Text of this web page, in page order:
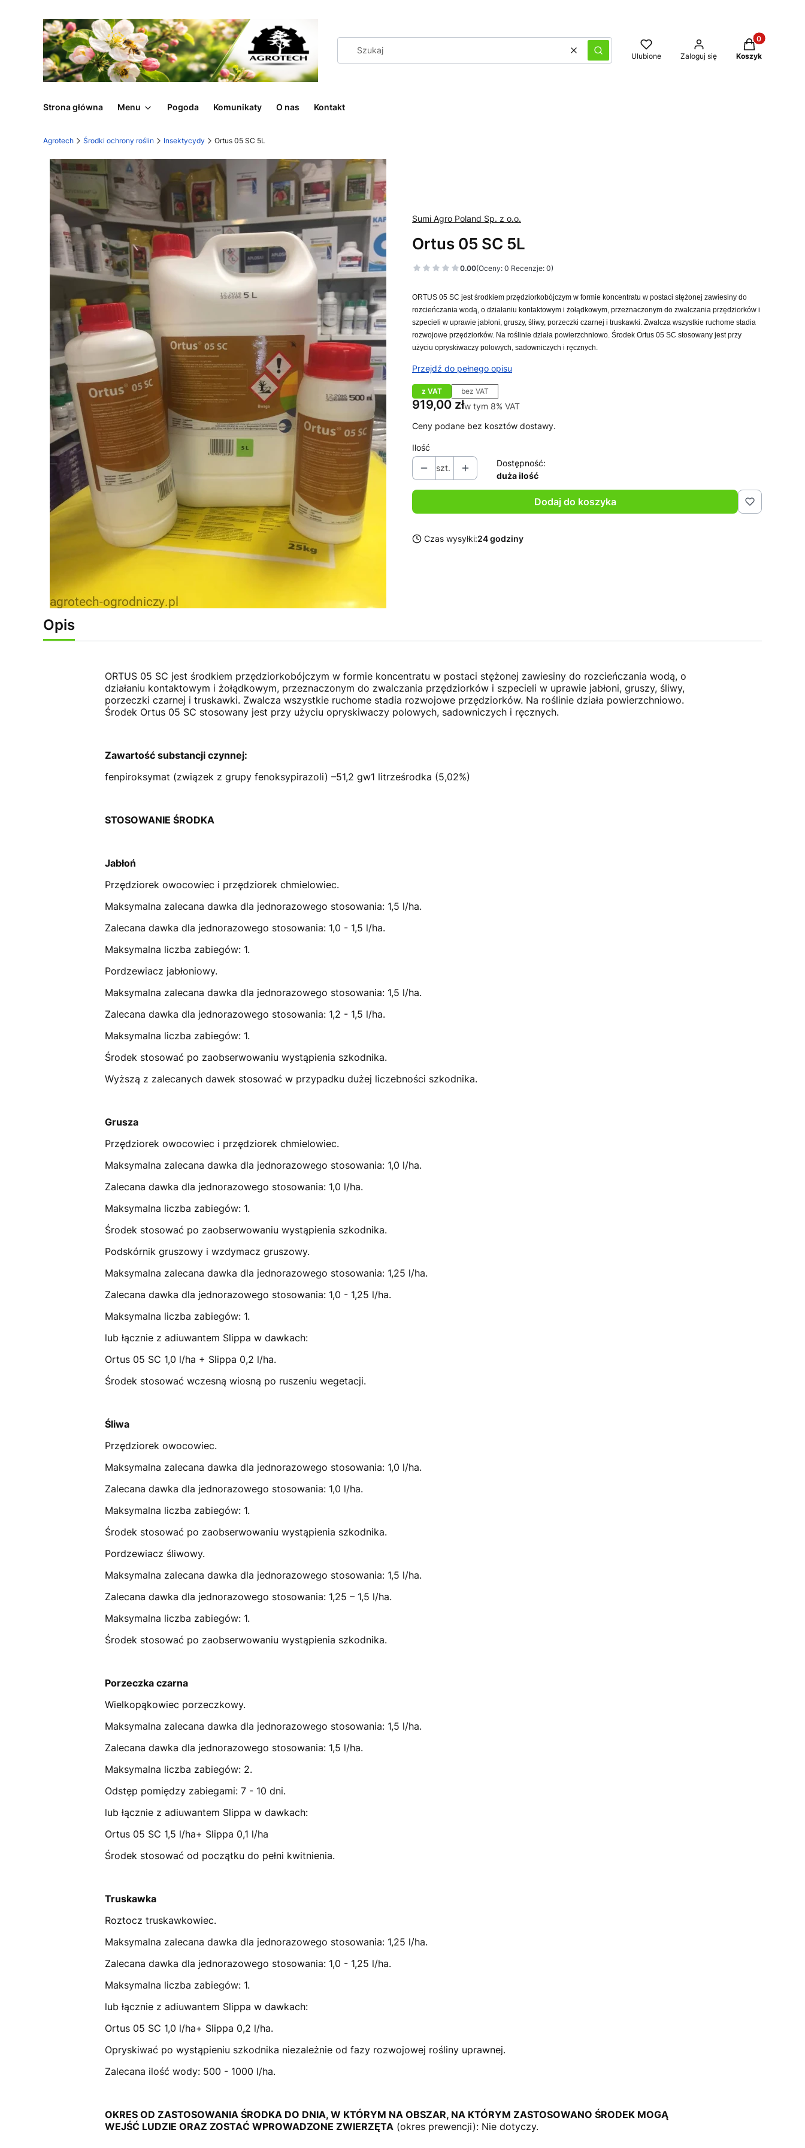
WyczyśćSzukaj Ulubione Zaloguj się
Produkty w
Koszyk
Strona główna Menu Pogoda Komunikaty O nas Kontakt
Agrotech Środki ochrony roślin Insektycydy Ortus 05 SC 5L
Sumi Agro Poland Sp. z o.o.
Ortus 05 SC 5L
0.00(Oceny: 0 Recenzje: 0)
ORTUS 05 SC jest środkiem przędziorkobójczym w formie koncentratu w postaci stężonej zawiesiny do
rozcieńczania wodą, o działaniu kontaktowym i żołądkowym, przeznaczonym do zwalczania przędziorków i
szpecieli w uprawie jabłoni, gruszy, śliwy, porzeczki czarnej i truskawki. Zwalcza wszystkie ruchome stadia
rozwojowe przędziorków. Na roślinie działa powierzchniowo. Środek Ortus 05 SC stosowany jest przy
użyciu opryskiwaczy polowych, sadowniczych i ręcznych.
Przejdź do pełnego opisu
z VAT bez VAT
Cena
919,00 złw tym 8% VAT
w tym 8% VAT
Ceny podane bez kosztów dostawy.
Ilość
szt.
Dostępność:
duża ilość
Dodaj do koszyka
Czas wysyłki:24 godziny
Opis
ORTUS 05 SC jest środkiem przędziorkobójczym w formie koncentratu w postaci stężonej zawiesiny do rozcieńczania wodą, o
działaniu kontaktowym i żołądkowym, przeznaczonym do zwalczania przędziorków i szpecieli w uprawie jabłoni, gruszy, śliwy,
porzeczki czarnej i truskawki. Zwalcza wszystkie ruchome stadia rozwojowe przędziorków. Na roślinie działa powierzchniowo.
Środek Ortus 05 SC stosowany jest przy użyciu opryskiwaczy polowych, sadowniczych i ręcznych.
Zawartość substancji czynnej:
fenpiroksymat (związek z grupy fenoksypirazoli) –51,2 gw1 litrześrodka (5,02%)
STOSOWANIE ŚRODKA
Jabłoń
Przędziorek owocowiec i przędziorek chmielowiec.
Maksymalna zalecana dawka dla jednorazowego stosowania: 1,5 l/ha.
Zalecana dawka dla jednorazowego stosowania: 1,0 - 1,5 l/ha.
Maksymalna liczba zabiegów: 1.
Pordzewiacz jabłoniowy.
Maksymalna zalecana dawka dla jednorazowego stosowania: 1,5 l/ha.
Zalecana dawka dla jednorazowego stosowania: 1,2 - 1,5 l/ha.
Maksymalna liczba zabiegów: 1.
Środek stosować po zaobserwowaniu wystąpienia szkodnika.
Wyższą z zalecanych dawek stosować w przypadku dużej liczebności szkodnika.
Grusza
Przędziorek owocowiec i przędziorek chmielowiec.
Maksymalna zalecana dawka dla jednorazowego stosowania: 1,0 l/ha.
Zalecana dawka dla jednorazowego stosowania: 1,0 l/ha.
Maksymalna liczba zabiegów: 1.
Środek stosować po zaobserwowaniu wystąpienia szkodnika.
Podskórnik gruszowy i wzdymacz gruszowy.
Maksymalna zalecana dawka dla jednorazowego stosowania: 1,25 l/ha.
Zalecana dawka dla jednorazowego stosowania: 1,0 - 1,25 l/ha.
Maksymalna liczba zabiegów: 1.
lub łącznie z adiuwantem Slippa w dawkach:
Ortus 05 SC 1,0 l/ha + Slippa 0,2 l/ha.
Środek stosować wczesną wiosną po ruszeniu wegetacji.
Śliwa
Przędziorek owocowiec.
Maksymalna zalecana dawka dla jednorazowego stosowania: 1,0 l/ha.
Zalecana dawka dla jednorazowego stosowania: 1,0 l/ha.
Maksymalna liczba zabiegów: 1.
Środek stosować po zaobserwowaniu wystąpienia szkodnika.
Pordzewiacz śliwowy.
Maksymalna zalecana dawka dla jednorazowego stosowania: 1,5 l/ha.
Zalecana dawka dla jednorazowego stosowania: 1,25 – 1,5 l/ha.
Maksymalna liczba zabiegów: 1.
Środek stosować po zaobserwowaniu wystąpienia szkodnika.
Porzeczka czarna
Wielkopąkowiec porzeczkowy.
Maksymalna zalecana dawka dla jednorazowego stosowania: 1,5 l/ha.
Zalecana dawka dla jednorazowego stosowania: 1,5 l/ha.
Maksymalna liczba zabiegów: 2.
Odstęp pomiędzy zabiegami: 7 - 10 dni.
lub łącznie z adiuwantem Slippa w dawkach:
Ortus 05 SC 1,5 l/ha+ Slippa 0,1 l/ha
Środek stosować od początku do pełni kwitnienia.
Truskawka
Roztocz truskawkowiec.
Maksymalna zalecana dawka dla jednorazowego stosowania: 1,25 l/ha.
Zalecana dawka dla jednorazowego stosowania: 1,0 - 1,25 l/ha.
Maksymalna liczba zabiegów: 1.
lub łącznie z adiuwantem Slippa w dawkach:
Ortus 05 SC 1,0 l/ha+ Slippa 0,2 l/ha.
Opryskiwać po wystąpieniu szkodnika niezależnie od fazy rozwojowej rośliny uprawnej.
Zalecana ilość wody: 500 - 1000 l/ha.
OKRES OD ZASTOSOWANIA ŚRODKA DO DNIA, W KTÓRYM NA OBSZAR, NA KTÓRYM ZASTOSOWANO ŚRODEK MOGĄ
WEJŚĆ LUDZIE ORAZ ZOSTAĆ WPROWADZONE ZWIERZĘTA (okres prewencji): Nie dotyczy.